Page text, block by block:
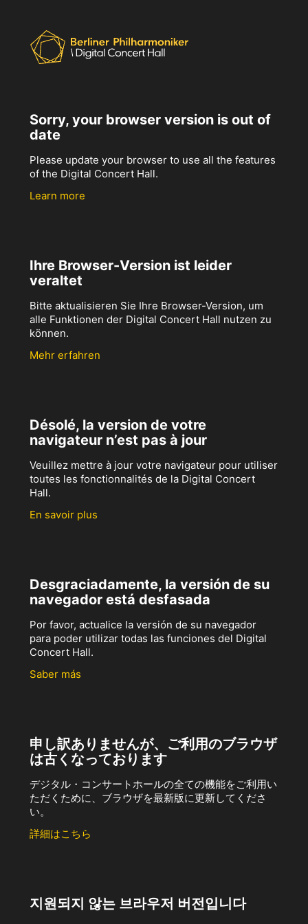
Sorry, your browser version is out of
date
Please update your browser to use all the features
of the Digital Concert Hall.
Learn more
Ihre Browser-Version ist leider
veraltet
Bitte aktualisieren Sie Ihre Browser-Version, um
alle Funktionen der Digital Concert Hall nutzen zu
können.
Mehr erfahren
Désolé, la version de votre
navigateur n’est pas à jour
Veuillez mettre à jour votre navigateur pour utiliser
toutes les fonctionnalités de la Digital Concert
Hall.
En savoir plus
Desgraciadamente, la versión de su
navegador está desfasada
Por favor, actualice la versión de su navegador
para poder utilizar todas las funciones del Digital
Concert Hall.
Saber más
申し訳ありませんが、ご利用のブラウザ
は古くなっております
デジタル・コンサートホールの全ての機能をご利用い
ただくために、ブラウザを最新版に更新してくださ
い。
詳細はこちら
지원되지 않는 브라우저 버전입니다